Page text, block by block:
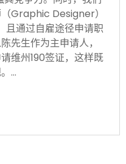
Graphic Designer）
且通过自雇途径申请职
先生作为主申请人，
维州190签证，这样既
…